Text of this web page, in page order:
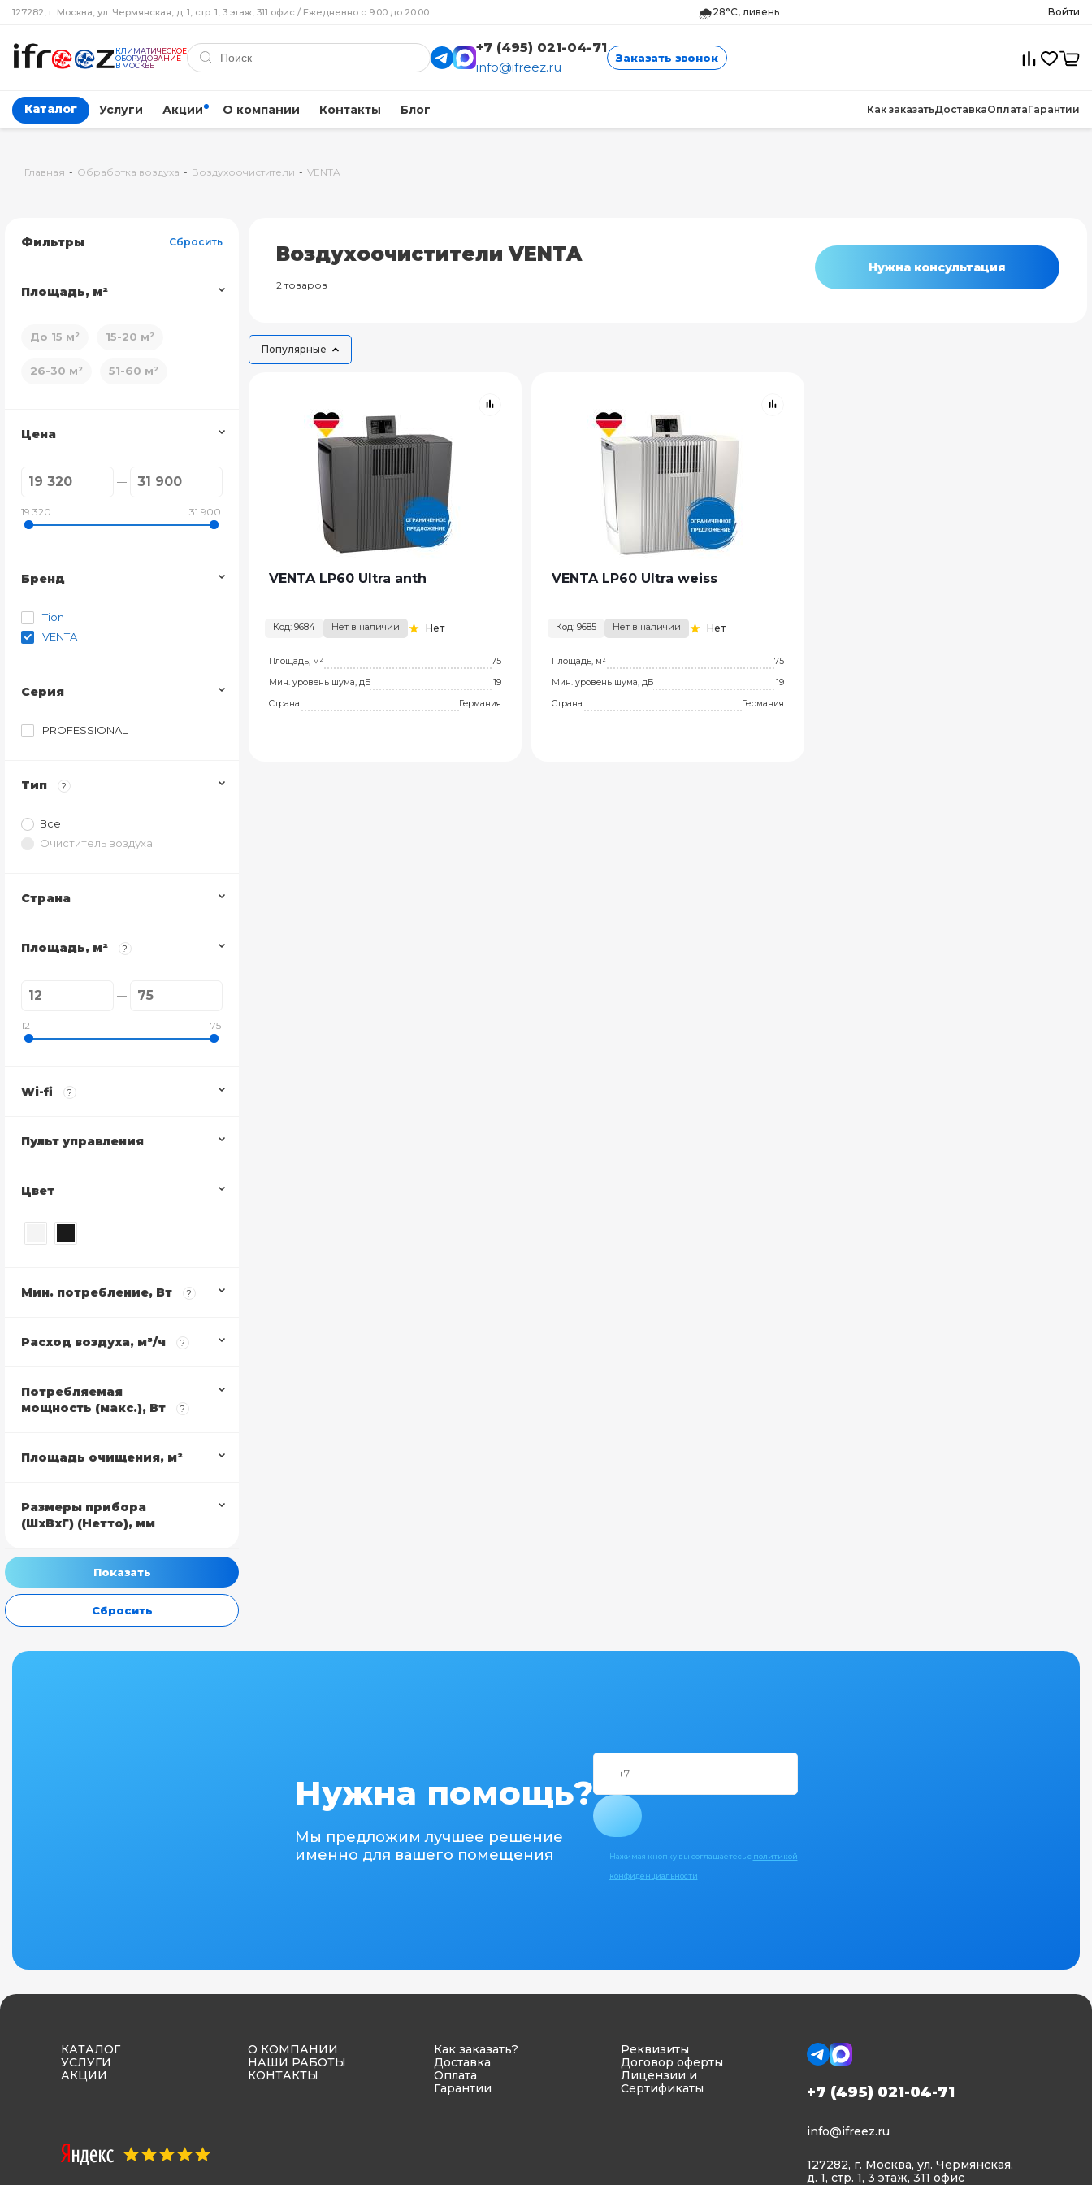
127282, г. Москва, ул. Чермянская, д. 1, стр. 1, 3 этаж, 311 офис / Ежедневно с 9:00 до 20:00 🌧️28°C, ливень Войти
КЛИМАТИЧЕСКОЕ
ОБОРУДОВАНИЕ
В МОСКВЕ
+7 (495) 021-04-71
info@ifreez.ru
Заказать звонок
Каталог Услуги Акции О компании Контакты Блог Как заказатьДоставкаОплатаГарантии
Главная - Обработка воздуха - Воздухоочистители - VENTA
Воздухоочистители VENTA
2 товаров
Нужна консультация
Популярные
VENTA LP60 Ultra anth
Код: 9684 Нет в наличии Нет
Площадь, м²
75
Мин. уровень шума, дБ
19
Страна
Германия
VENTA LP60 Ultra weiss
Код: 9685 Нет в наличии Нет
Площадь, м²
75
Мин. уровень шума, дБ
19
Страна
Германия
Фильтры Сбросить
Площадь, м²
До 15 м² 15-20 м²
26-30 м² 51-60 м²
Цена
19 320 31 900
Бренд
Tion
VENTA
Серия
PROFESSIONAL
Тип ?
Все
Очиститель воздуха
Страна
Площадь, м² ?
12 75
Wi-fi ?
Пульт управления
Цвет
Мин. потребление, Вт ?
Расход воздуха, м³/ч ?
Потребляемая
мощность (макс.), Вт
?
Площадь очищения, м²
Размеры прибора
(ШхВхГ) (Нетто), мм
Сбросить
Нужна помощь?
Мы предложим лучшее решение
именно для вашего помещения
Нажимая кнопку вы соглашаетесь с политикой
конфиденциальности
КАТАЛОГ
УСЛУГИ
АКЦИИ
О КОМПАНИИ
НАШИ РАБОТЫ
КОНТАКТЫ
Как заказать?
Доставка
Оплата
Гарантии
Реквизиты
Договор оферты
Лицензии и
Сертификаты
+7 (495) 021-04-71
info@ifreez.ru
127282, г. Москва, ул. Чермянская,
д. 1, стр. 1, 3 этаж, 311 офис